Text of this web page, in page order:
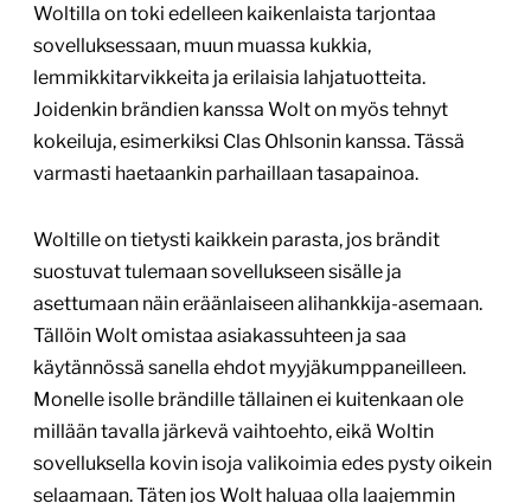
Woltilla on toki edelleen kaikenlaista tarjontaa
sovelluksessaan, muun muassa kukkia,
lemmikkitarvikkeita ja erilaisia lahjatuotteita.
Joidenkin brändien kanssa Wolt on myös tehnyt
kokeiluja, esimerkiksi Clas Ohlsonin kanssa. Tässä
varmasti haetaankin parhaillaan tasapainoa.
Woltille on tietysti kaikkein parasta, jos brändit
suostuvat tulemaan sovellukseen sisälle ja
asettumaan näin eräänlaiseen alihankkija-asemaan.
Tällöin Wolt omistaa asiakassuhteen ja saa
käytännössä sanella ehdot myyjäkumppaneilleen.
Monelle isolle brändille tällainen ei kuitenkaan ole
millään tavalla järkevä vaihtoehto, eikä Woltin
sovelluksella kovin isoja valikoimia edes pysty oikein
selaamaan. Täten jos Wolt haluaa olla laajemmin